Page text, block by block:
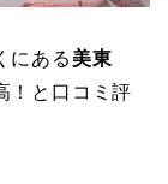
にある 美東
！と口コミ評